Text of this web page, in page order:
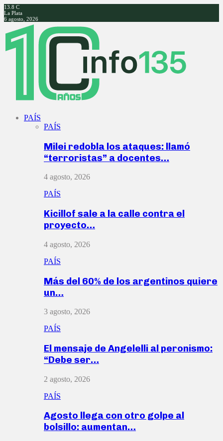
13.8 C
La Plata
6 agosto, 2026
Facebook
Twitter
Instagram
Youtube
PAÍS
PAÍS
Milei redobla los ataques: llamó
“terroristas” a docentes…
4 agosto, 2026
PAÍS
Kicillof sale a la calle contra el
proyecto…
4 agosto, 2026
PAÍS
Más del 60% de los argentinos quiere
un…
3 agosto, 2026
PAÍS
El mensaje de Angelelli al peronismo:
“Debe ser…
2 agosto, 2026
PAÍS
Agosto llega con otro golpe al
bolsillo: aumentan…